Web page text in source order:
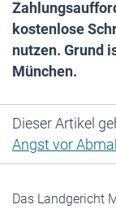
kostenlose
nutzen. Grund
München.
Dieser Artikel
Angst vor
Das Landgericht